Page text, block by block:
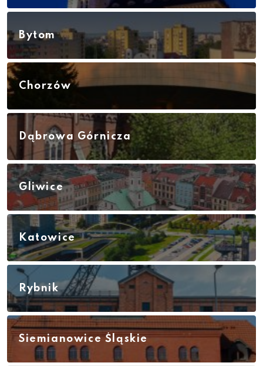
Bytom
Chorzów
Dąbrowa Górnicza
Gliwice
Katowice
Rybnik
Siemianowice Śląskie